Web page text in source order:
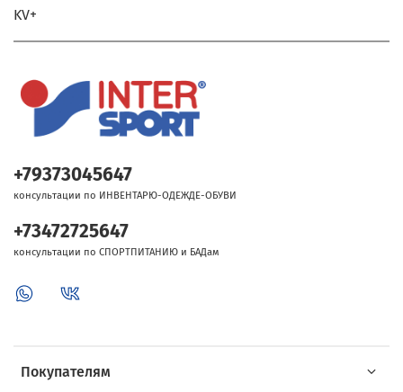
KV+
Покупателям
+79373045647
консультации по ИНВЕНТАРЮ-ОДЕЖДЕ-ОБУВИ
+73472725647
консультации по СПОРТПИТАНИЮ и БАДам